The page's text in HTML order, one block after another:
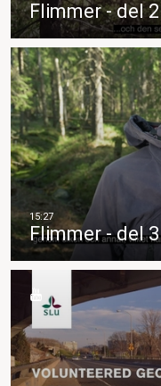
Flimmer - del 2
Flimmer - del 3